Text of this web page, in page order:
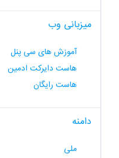
میزبانی وب
آموزش های سی پنل
هاست دایرکت ادمین
هاست رایگان
دامنه
ملی